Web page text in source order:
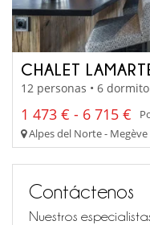
CHALET
12 personas • 6
1 473 € - 6 715 €
Alpes del Norte -
Contáctenos
Nuestros